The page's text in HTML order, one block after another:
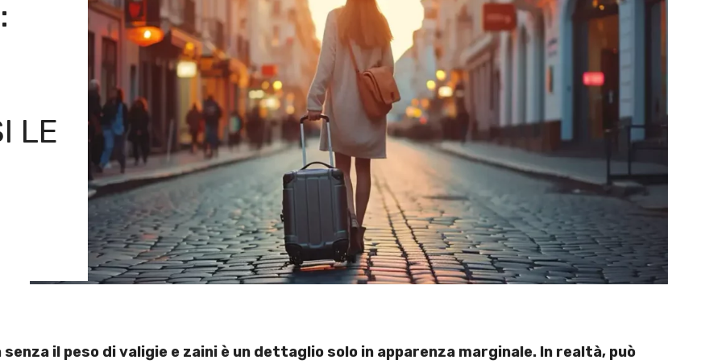
LE
il peso di valigie e zaini è un dettaglio solo in apparenza marginale. In realtà, può